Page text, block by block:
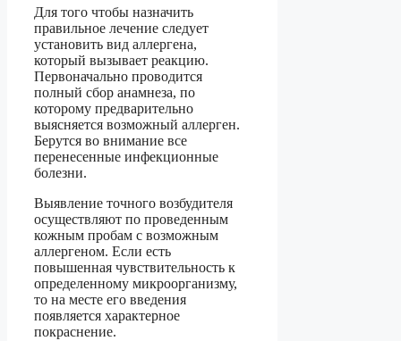
Для того чтобы назначить
правильное лечение следует
установить вид аллергена,
который вызывает реакцию.
Первоначально проводится
полный сбор анамнеза, по
которому предварительно
выясняется возможный аллерген.
Берутся во внимание все
перенесенные инфекционные
болезни.
Выявление точного возбудителя
осуществляют по проведенным
кожным пробам с возможным
аллергеном. Если есть
повышенная чувствительность к
определенному микроорганизму,
то на месте его введения
появляется характерное
покраснение.